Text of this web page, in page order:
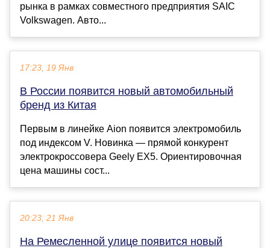
рынка в рамках совместного предприятия SAIC
Volkswagen. Авто...
17:23, 19 Янв
В России появится новый автомобильный
бренд из Китая
Первым в линейке Aion появится электромобиль
под индексом V. Новинка — прямой конкурент
электрокроссовера Geely EX5. Ориентировочная
цена машины сост...
20:23, 21 Янв
На Ремесленной улице появится новый